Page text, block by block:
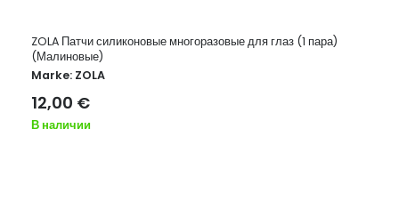
ZOLA Патчи силиконовые многоразовые для глаз (1 пара)
(Малиновые)
Marke: ZOLA
12,00 €
В наличии